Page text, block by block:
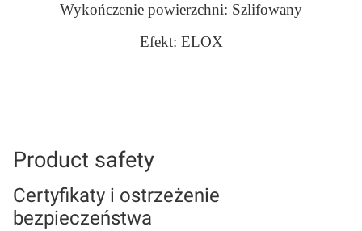
Wykończenie powierzchni: Szlifowany
Efekt: ELOX
Product safety
Certyfikaty i ostrzeżenie
bezpieczeństwa